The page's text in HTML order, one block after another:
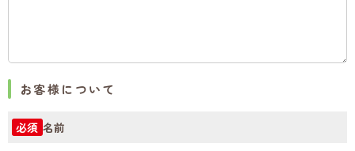
お客様について
必須 名前